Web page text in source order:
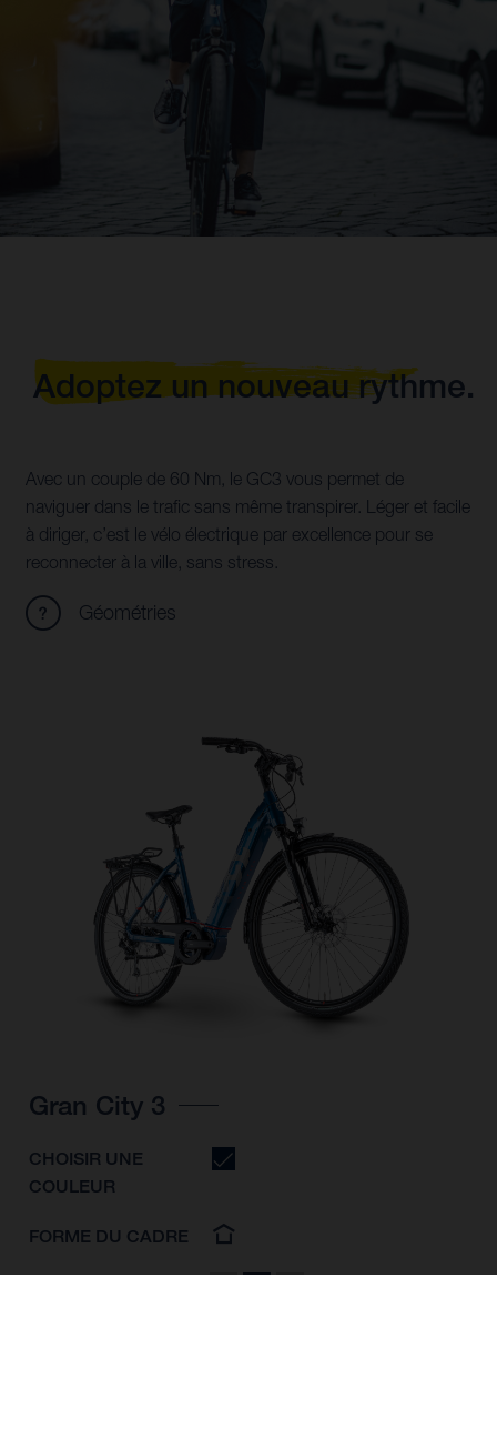
Adoptez un nouveau rythme.
Avec un couple de 60 Nm, le GC3 vous permet de
naviguer dans le trafic sans même transpirer. Léger et facile
à diriger, c’est le vélo électrique par excellence pour se
reconnecter à la ville, sans stress.
Géométries
Gran City 3
CHOISIR UNE
COULEUR
FORME DU CADRE